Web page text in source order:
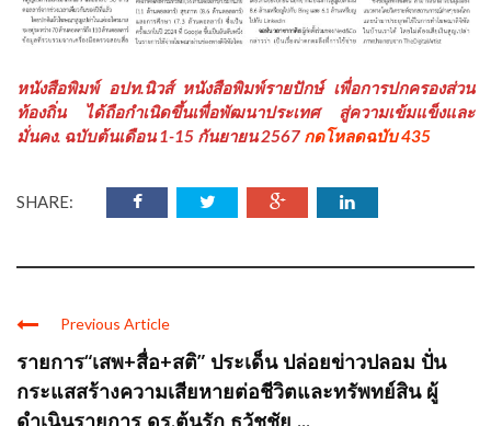
หนังสือพิมพ์ อปท.นิวส์ หนังสือพิมพ์รายปักษ์ เพื่อการปกครองส่วน
ท้องถิ่น ได้ถือกำเนิดขึ้นเพื่อพัฒนาประเทศ สู่ความเข้มแข็งและ
มั่นคง. ฉบับต้นเดือน 1-15 กันยายน 2567 กดโหลดฉบับ 435
SHARE:
Previous Article
รายการ“เสพ+สื่อ+สติ” ประเด็น ปล่อยข่าวปลอม ปั่น
กระแสสร้างความเสียหายต่อชีวิตและทรัพทย์สิน ผู้
ดำเนินรายการ ดร.ต้นรัก ธวัชชัย ...